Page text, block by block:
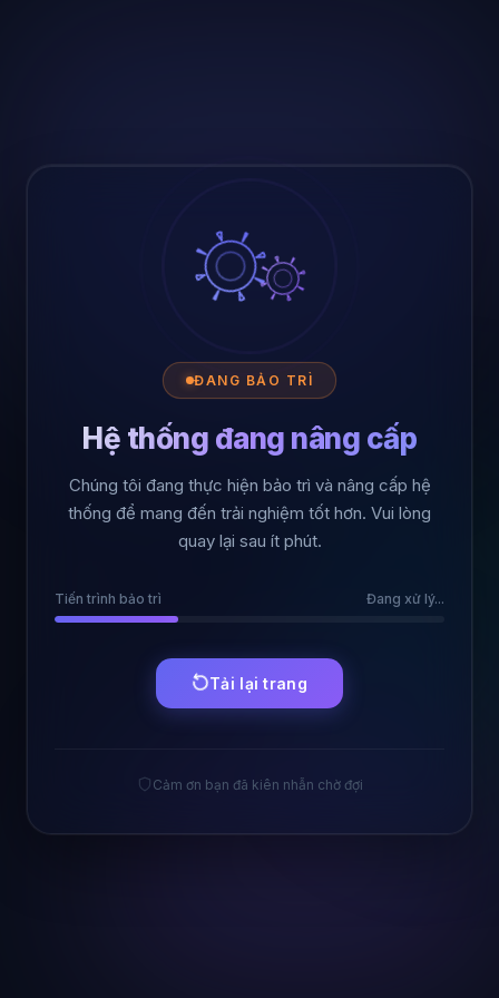
ĐANG BẢO TRÌ
Hệ thống đang nâng cấp
Chúng tôi đang thực hiện bảo trì và nâng cấp hệ
thống để mang đến trải nghiệm tốt hơn. Vui lòng
quay lại sau ít phút.
Tiến trình bảo trì Đang xử lý...
Tải lại trang
Cảm ơn bạn đã kiên nhẫn chờ đợi